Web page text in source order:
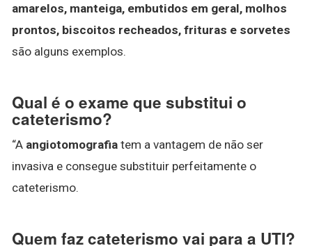
amarelos, manteiga, embutidos em geral, molhos
prontos, biscoitos recheados, frituras e sorvetes
são alguns exemplos.
Qual é o exame que substitui o
cateterismo?
“A angiotomografia tem a vantagem de não ser
invasiva e consegue substituir perfeitamente o
cateterismo.
Quem faz cateterismo vai para a UTI?